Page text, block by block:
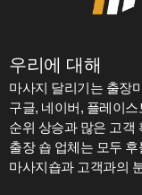
우리에 대해
마사지 달리기는 출장
구글, 네이버, 플레이
순위 상승과 많은 고객
출장 숍 업체는 모두
마사지숍과 고객과의